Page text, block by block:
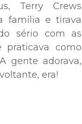
Terry Crews
família e tirava
sério com as
praticava como
gente adorava,
era!